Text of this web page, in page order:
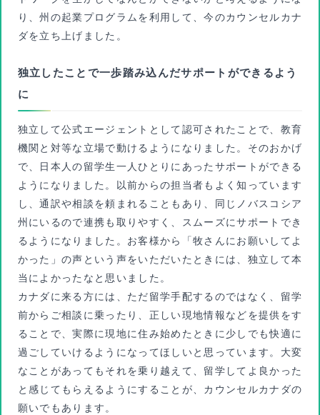
り、州の起業プログラムを利用して、今のカウンセルカナ
ダを立ち上げました。
独立したことで一歩踏み込んだサポートができるよう
に
独立して公式エージェントとして認可されたことで、教育
機関と対等な立場で動けるようになりました。そのおかげ
で、日本人の留学生一人ひとりにあったサポートができる
ようになりました。以前からの担当者もよく知っています
し、通訳や相談を頼まれることもあり、同じノバスコシア
州にいるので連携も取りやすく、スムーズにサポートでき
るようになりました。お客様から「牧さんにお願いしてよ
かった」の声という声をいただいたときには、独立して本
当によかったなと思いました。
カナダに来る方には、ただ留学手配するのではなく、留学
前からご相談に乗ったり、正しい現地情報などを提供をす
ることで、実際に現地に住み始めたときに少しでも快適に
過ごしていけるようになってほしいと思っています。大変
なことがあってもそれを乗り越えて、留学してよ良かった
と感じてもらえるようにすることが、カウンセルカナダの
願いでもあります。